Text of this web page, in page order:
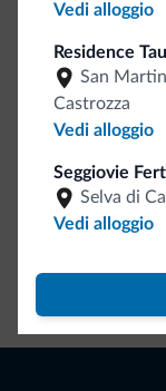
Vedi alloggio
Residence
San
Castrozza
Vedi alloggio
Seggiovie
Selva di
Vedi alloggio
Be Original,
Ce l'avete chiesto
Dolomiti.it!